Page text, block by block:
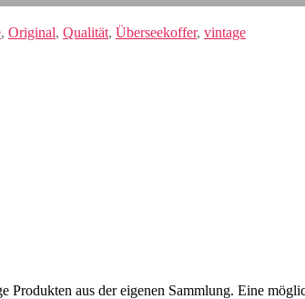
, Original, Qualität, Überseekoffer, vintage
aus der eigenen Sammlung. Eine